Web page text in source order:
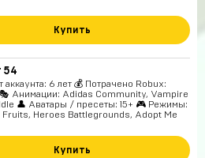
Купить
54
аккаунта: 6 лет 💰 Потрачено Robux:
Анимации: Adidas Community, Vampire
👤 Аватары / пресеты: 15+ 🎮 Режимы:
Fruits, Heroes Battlegrounds, Adopt Me
Купить